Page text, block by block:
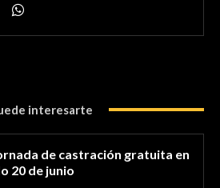
interesarte
de castración gratuita en
20 de junio